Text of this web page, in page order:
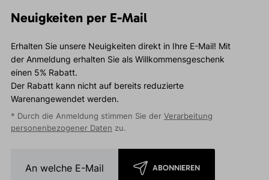
Neuigkeiten per E-Mail
Erhalten Sie unsere Neuigkeiten direkt in Ihre E-Mail! Mit
der Anmeldung erhalten Sie als Willkommensgeschenk
einen 5% Rabatt.
Der Rabatt kann nicht auf bereits reduzierte
Warenangewendet werden.
* Durch die Anmeldung stimmen Sie der Verarbeitung
personenbezogener Daten zu.
ABONNIEREN